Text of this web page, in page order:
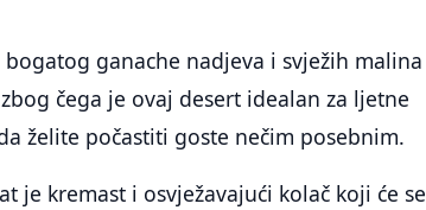
ganache nadjeva i svježih malina
čega je ovaj desert idealan za ljetne
želite počastiti goste nečim posebnim.
je kremast i osvježavajući kolač koji će se